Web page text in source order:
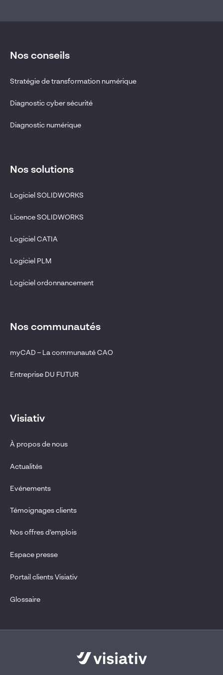
Nos conseils
Stratégie de transformation numérique
Diagnostic cyber sécurité
Diagnostic numérique
Nos solutions
Logiciel SOLIDWORKS
Licence SOLIDWORKS
Logiciel CATIA
Logiciel PLM
Logiciel ordonnancement
Nos communautés
myCAD – La communauté CAO
Entreprise DU FUTUR
Visiativ
À propos de nous
Actualités
Evénements
Témoignages clients
Nos offres d’emplois
Espace presse
Portail clients Visiativ
Glossaire